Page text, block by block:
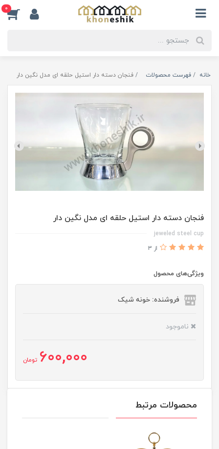
0
خانه فهرست محصولات فنجان دسته دار استیل حلقه ای مدل نگین دار
فنجان دسته دار استیل حلقه ای مدل نگین دار
jeweled steel cup
از 3
ویژگی‌های محصول
فروشنده: خونه شیک
ناموجود
600,000 تومان
محصولات مرتبط